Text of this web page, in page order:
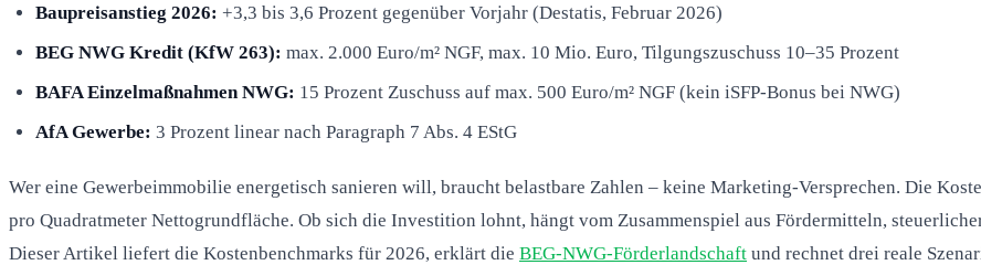
Baupreisanstieg 2026: +3,3 bis 3,6 Prozent gegenüber Vorjahr (Destatis, Februar 2026)
BEG NWG Kredit (KfW 263): max. 2.000 Euro/m² NGF, max. 10 Mio. Euro, Tilgungszuschuss 10–35 Prozent
BAFA Einzelmaßnahmen NWG: 15 Prozent Zuschuss auf max. 500 Euro/m² NGF (kein iSFP-Bonus bei NWG)
AfA Gewerbe: 3 Prozent linear nach Paragraph 7 Abs. 4 EStG
Wer eine Gewerbeimmobilie energetisch sanieren will, braucht belastbare Zahlen – keine Marketing-Versprechen. Die
pro Quadratmeter Nettogrundfläche. Ob sich die Investition lohnt, hängt vom Zusammenspiel aus Fördermitteln,
Dieser Artikel liefert die Kostenbenchmarks für 2026, erklärt die BEG-NWG-Förderlandschaft und rechnet drei reale